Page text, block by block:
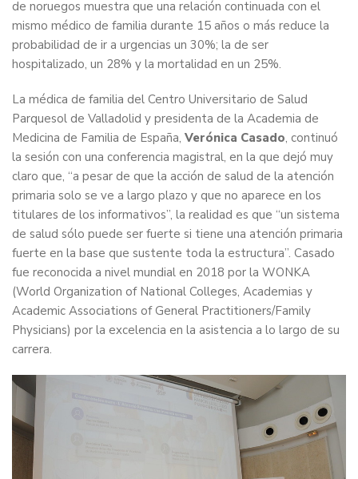
de noruegos muestra que una relación continuada con el
mismo médico de familia durante 15 años o más reduce la
probabilidad de ir a urgencias un 30%; la de ser
hospitalizado, un 28% y la mortalidad en un 25%.
La médica de familia del Centro Universitario de Salud
Parquesol de Valladolid y presidenta de la Academia de
Medicina de Familia de España, Verónica Casado, continuó
la sesión con una conferencia magistral, en la que dejó muy
claro que, “a pesar de que la acción de salud de la atención
primaria solo se ve a largo plazo y que no aparece en los
titulares de los informativos”, la realidad es que “un sistema
de salud sólo puede ser fuerte si tiene una atención primaria
fuerte en la base que sustente toda la estructura”. Casado
fue reconocida a nivel mundial en 2018 por la WONKA
(World Organization of National Colleges, Academias y
Academic Associations of General Practitioners/Family
Physicians) por la excelencia en la asistencia a lo largo de su
carrera.